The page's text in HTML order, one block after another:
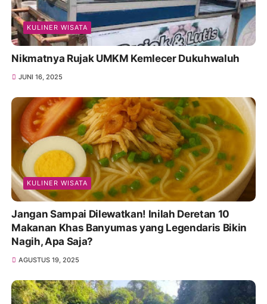
KULINER WISATA
Nikmatnya Rujak UMKM Kemlecer Dukuhwaluh
JUNI 16, 2025
KULINER WISATA
Jangan Sampai Dilewatkan! Inilah Deretan 10
Makanan Khas Banyumas yang Legendaris Bikin
Nagih, Apa Saja?
AGUSTUS 19, 2025